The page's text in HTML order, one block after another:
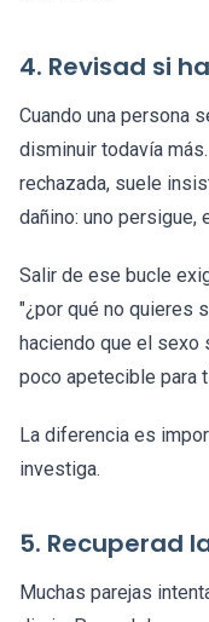
4. Revisad si
Cuando una persona
disminuir todavía
rechazada, suele
dañino: uno persigue,
Salir de ese bucle
"¿por qué no quieres
haciendo que el sexo
poco apetecible para
La diferencia es
investiga.
5. Recuperad
Muchas parejas